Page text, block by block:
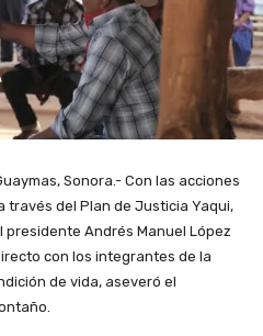
Sonora.- Con las acciones
través del Plan de Justicia Yaqui,
Andrés Manuel López
con los integrantes de la
de vida, aseveró el